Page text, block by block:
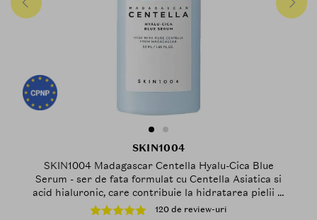
SKIN1004
SKIN1004 Madagascar Centella Hyalu-Cica Blue
Serum - ser de fata formulat cu Centella Asiatica si
acid hialuronic, care contribuie la hidratarea pielii si
la mentinerea confortului cutanat - 50 ml
120 de review-uri